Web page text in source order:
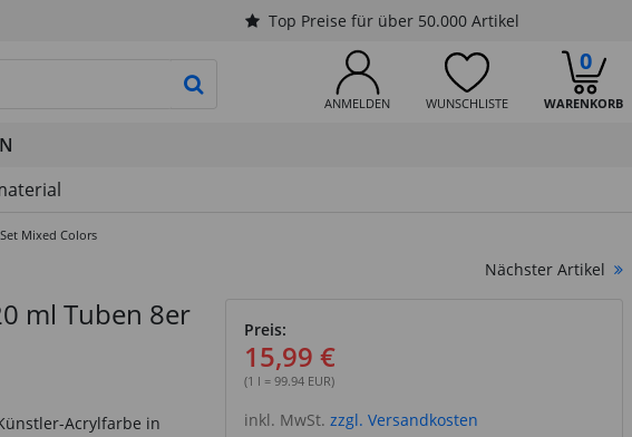
Top Preise für über 50.000 Artikel
ANMELDEN WUNSCHLISTE WARENKORB
0
PRODUKTSUCHE STARTEN
Mixed Colors
Nächster Artikel
ml Tuben 8er
Acrylfarbe in
Preis:
15,99 €
(1 l = 99.94 EUR)
inkl. MwSt. zzgl. Versandkosten